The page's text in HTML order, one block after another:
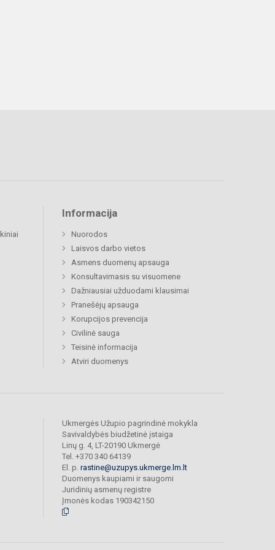
Informacija
Nuorodos
Laisvos darbo vietos
Asmens duomenų apsauga
Konsultavimasis su visuomene
Dažniausiai užduodami klausimai
Pranešėjų apsauga
Korupcijos prevencija
Civilinė sauga
Teisinė informacija
Atviri duomenys
Ukmergės Užupio pagrindinė mokykla
Savivaldybės biudžetinė įstaiga
Linų g. 4, LT-20190 Ukmergė
Tel. +370 340 64139
El. p. rastine@uzupys.ukmerge.lm.lt
Duomenys kaupiami ir saugomi
Juridinių asmenų registre
Įmonės kodas 190342150